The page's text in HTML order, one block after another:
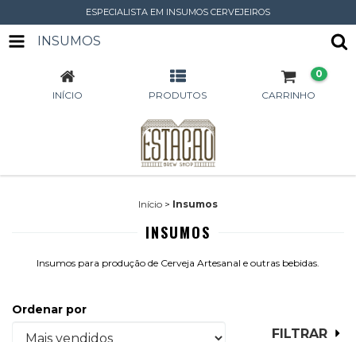
ESPECIALISTA EM INSUMOS CERVEJEIROS
INSUMOS
INÍCIO PRODUTOS CARRINHO
0
Início > Insumos
INSUMOS
Insumos para produção de Cerveja Artesanal e outras bebidas.
Ordenar por
FILTRAR